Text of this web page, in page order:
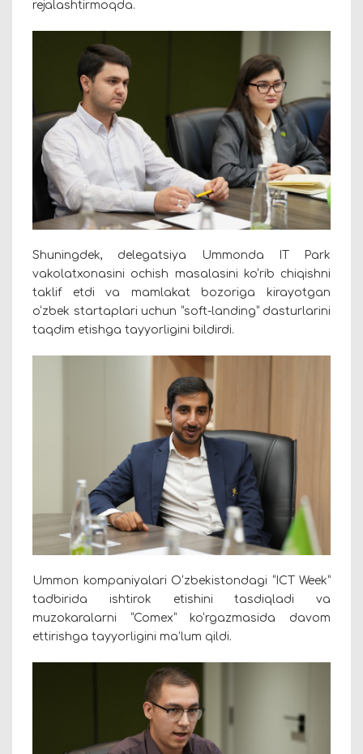
rejalashtirmoqda.
Shuningdek, delegatsiya Ummonda IT Park
vakolatxonasini ochish masalasini ko‘rib chiqishni
taklif etdi va mamlakat bozoriga kirayotgan
o‘zbek startaplari uchun “soft-landing” dasturlarini
taqdim etishga tayyorligini bildirdi.
Ummon kompaniyalari O‘zbekistondagi “ICT Week”
tadbirida ishtirok etishini tasdiqladi va
muzokaralarni “Comex” ko‘rgazmasida davom
ettirishga tayyorligini ma’lum qildi.